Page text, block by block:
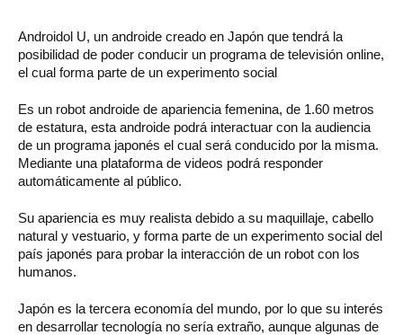
Androidol U, un androide creado en Japón que tendrá la
posibilidad de poder conducir un programa de televisión online,
el cual forma parte de un experimento social
Es un robot androide de apariencia femenina, de 1.60 metros
de estatura, esta androide podrá interactuar con la audiencia
de un programa japonés el cual será conducido por la misma.
Mediante una plataforma de videos podrá responder
automáticamente al público.
Su apariencia es muy realista debido a su maquillaje, cabello
natural y vestuario, y forma parte de un experimento social del
país japonés para probar la interacción de un robot con los
humanos.
Japón es la tercera economía del mundo, por lo que su interés
en desarrollar tecnología no sería extraño, aunque algunas de